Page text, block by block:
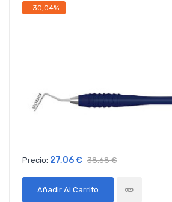
-30,04%
Precio: 27,06 € 38,68 €
Añadir Al Carrito